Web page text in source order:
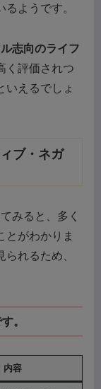
ようです。
志向のライフ
く評価されつ
いえるでしょ
ブ・ネガ
みると、多く
とがわかりま
れるため、
。
内容